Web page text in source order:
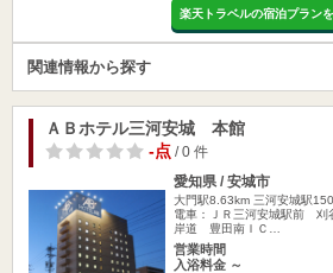
楽天トラベルの宿泊プラン
関連情報から探す
ＡＢホテル三河安城 本館
-点/ 0 件
愛知県 / 安城市
大門駅8.63km 三河安城駅
電車：ＪＲ三河安城駅前
岸道 豊田南ＩＣ…
営業時間
入浴料金 ～